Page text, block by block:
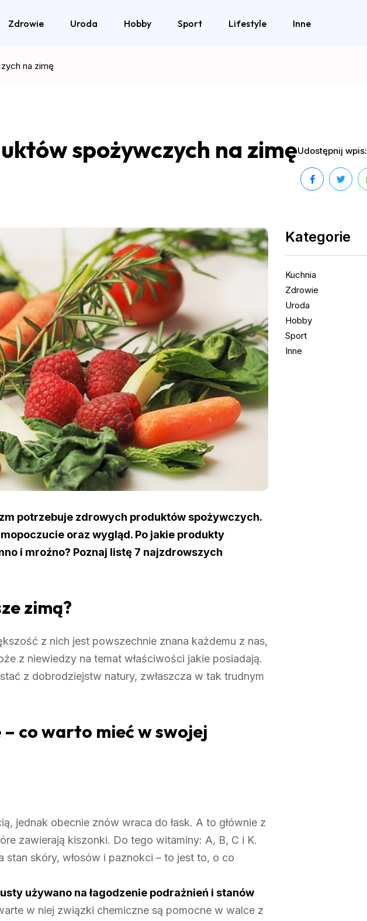
Zdrowie Uroda Hobby Sport Lifestyle Inne
na zimę
spożywczych na zimęUdostępnij wpis:
potrzebuje zdrowych produktów spożywczych.
oraz wygląd. Po jakie produkty
i mroźno? Poznaj listę 7 najzdrowszych
zimą?
z nich jest powszechnie znana każdemu z nas,
z niewiedzy na temat właściwości jakie posiadają.
z dobrodziejstw natury, zwłaszcza w tak trudnym
co warto mieć w swojej
jednak obecnie znów wraca do łask. A to głównie z
zawierają kiszonki. Do tego witaminy: A, B, C i K.
skóry, włosów i paznokci – to jest to, o co
używano na łagodzenie podrażnień i stanów
w niej związki chemiczne są pomocne w walce z
Kategorie
Kuchnia
Zdrowie
Uroda
Hobby
Sport
Inne